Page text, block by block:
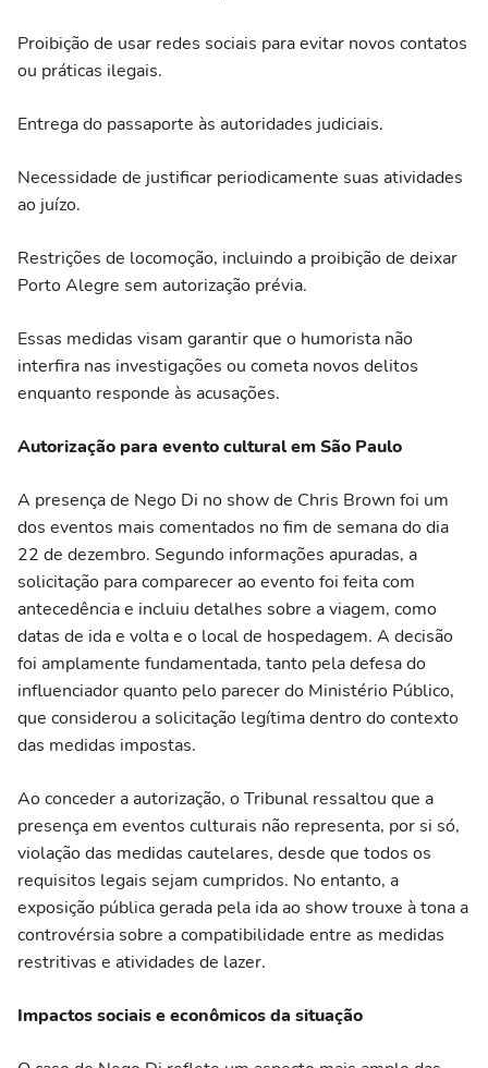
Proibição de usar redes sociais para evitar novos contatos
ou práticas ilegais.
Entrega do passaporte às autoridades judiciais.
Necessidade de justificar periodicamente suas atividades
ao juízo.
Restrições de locomoção, incluindo a proibição de deixar
Porto Alegre sem autorização prévia.
Essas medidas visam garantir que o humorista não
interfira nas investigações ou cometa novos delitos
enquanto responde às acusações.
Autorização para evento cultural em São Paulo
A presença de Nego Di no show de Chris Brown foi um
dos eventos mais comentados no fim de semana do dia
22 de dezembro. Segundo informações apuradas, a
solicitação para comparecer ao evento foi feita com
antecedência e incluiu detalhes sobre a viagem, como
datas de ida e volta e o local de hospedagem. A decisão
foi amplamente fundamentada, tanto pela defesa do
influenciador quanto pelo parecer do Ministério Público,
que considerou a solicitação legítima dentro do contexto
das medidas impostas.
Ao conceder a autorização, o Tribunal ressaltou que a
presença em eventos culturais não representa, por si só,
violação das medidas cautelares, desde que todos os
requisitos legais sejam cumpridos. No entanto, a
exposição pública gerada pela ida ao show trouxe à tona a
controvérsia sobre a compatibilidade entre as medidas
restritivas e atividades de lazer.
Impactos sociais e econômicos da situação